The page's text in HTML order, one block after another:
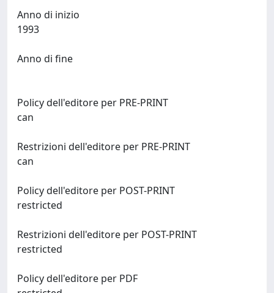
Anno di inizio
Anno di fine
Policy dell'editore per PRE-PRINT
Restrizioni dell'editore per PRE-PRINT
Policy dell'editore per POST-PRINT
Restrizioni dell'editore per POST-PRINT
Policy dell'editore per PDF